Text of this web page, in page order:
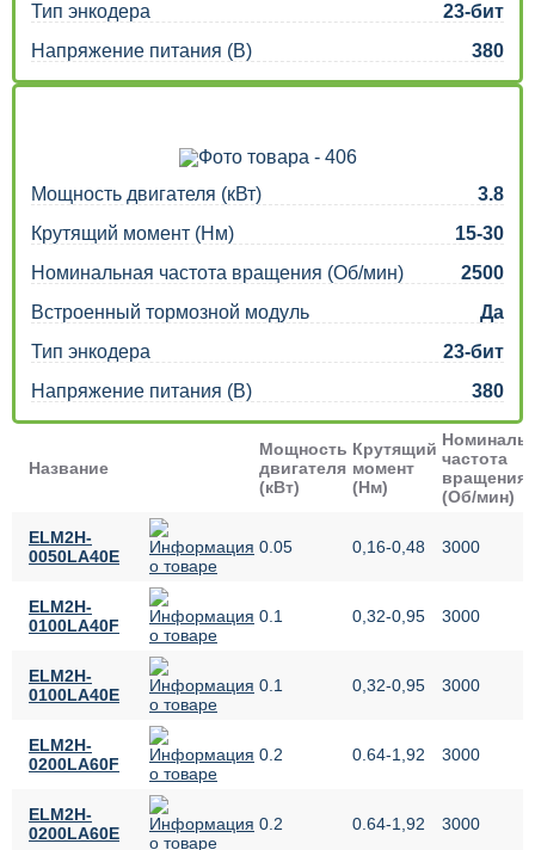
Тип энкодера
23-бит
Напряжение питания (В)
380
Мощность двигателя (кВт)
3.8
Крутящий момент (Нм)
15-30
Номинальная частота вращения (Об/мин)
2500
Встроенный тормозной модуль
Да
Тип энкодера
23-бит
Напряжение питания (В)
380
Название
Мощность
двигателя
(кВт)
Крутящий
момент
(Нм)
частота
вращения
(Об/мин)
ELM2H-
0050LA40E
0.05 0,16-0,48 3000
ELM2H-
0100LA40F
0.1 0,32-0,95 3000
ELM2H-
0100LA40E
0.1 0,32-0,95 3000
ELM2H-
0200LA60F
0.2 0.64-1,92 3000
ELM2H-
0200LA60E
0.2 0.64-1,92 3000